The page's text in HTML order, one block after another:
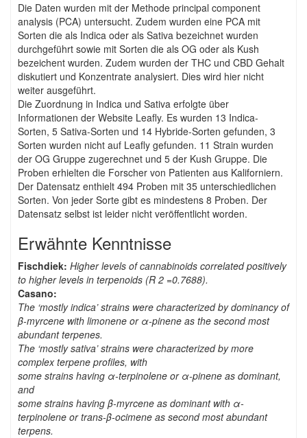
Die Daten wurden mit der Methode principal component
analysis (PCA) untersucht. Zudem wurden eine PCA mit
Sorten die als Indica oder als Sativa bezeichnet wurden
durchgeführt sowie mit Sorten die als OG oder als Kush
bezeichent wurden. Zudem wurden der THC und CBD Gehalt
diskutiert und Konzentrate analysiert. Dies wird hier nicht
weiter ausgeführt.
Die Zuordnung in Indica und Sativa erfolgte über
Informationen der Website Leafly. Es wurden 13 Indica-
Sorten, 5 Sativa-Sorten und 14 Hybride-Sorten gefunden, 3
Sorten wurden nicht auf Leafly gefunden. 11 Strain wurden
der OG Gruppe zugerechnet und 5 der Kush Gruppe. Die
Proben erhielten die Forscher von Patienten aus Kaliforniern.
Der Datensatz enthielt 494 Proben mit 35 unterschiedlichen
Sorten. Von jeder Sorte gibt es mindestens 8 Proben. Der
Datensatz selbst ist leider nicht veröffentlicht worden.
Erwähnte Kenntnisse
Fischdiek: Higher levels of cannabinoids correlated positively
to higher levels in terpenoids (R 2 =0.7688).
Casano:
The ‘mostly indica’ strains were characterized by dominancy of
β-myrcene with limonene or α-pinene as the second most
abundant terpenes.
The ‘mostly sativa’ strains were characterized by more
complex terpene profiles, with
some strains having α-terpinolene or α-pinene as dominant,
and
some strains having β-myrcene as dominant with α-
terpinolene or trans-β-ocimene as second most abundant
terpens.